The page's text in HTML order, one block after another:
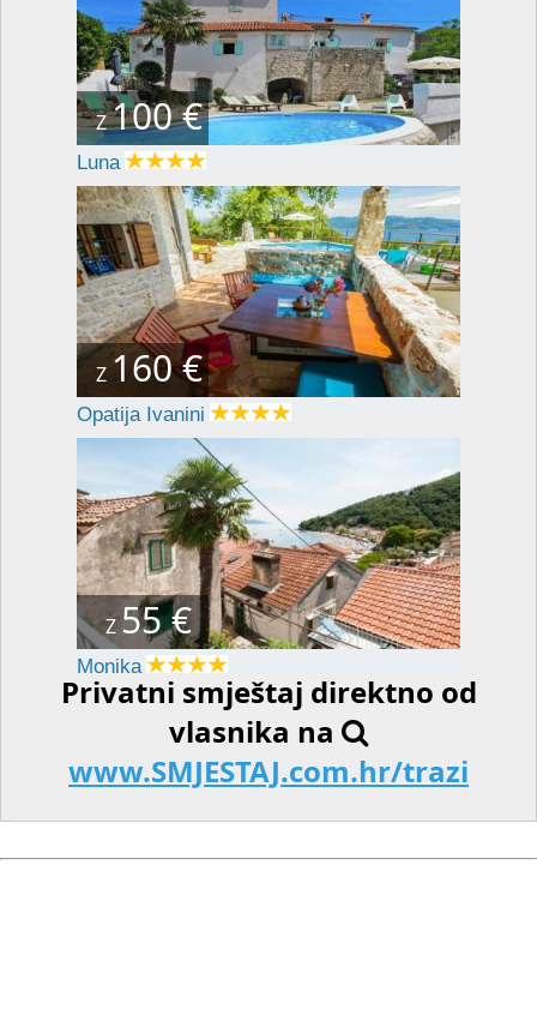
Z100 €
Luna
Z 160 €
Opatija Ivanini
Z55 €
Monika
Privatni smještaj direktno od
vlasnika na
www.SMJESTAJ.com.hr/trazi